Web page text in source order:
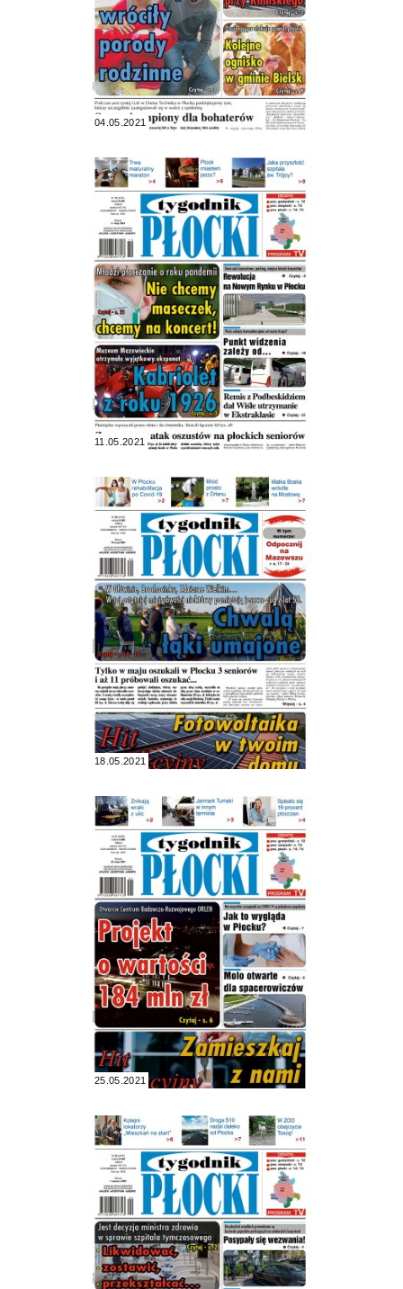
04.05.2021
11.05.2021
18.05.2021
25.05.2021